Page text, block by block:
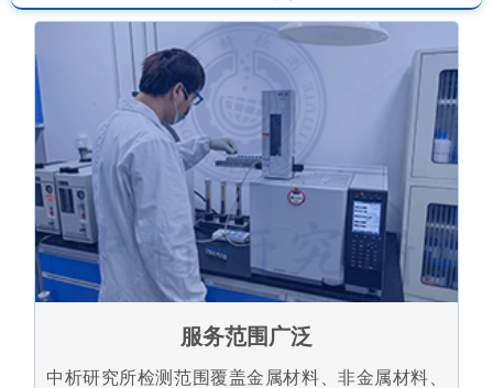
服务范围广泛
中析研究所检测范围覆盖金属材料、非金属材料、